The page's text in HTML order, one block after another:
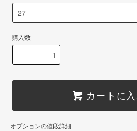
購入数
カートに
オプションの値段詳細